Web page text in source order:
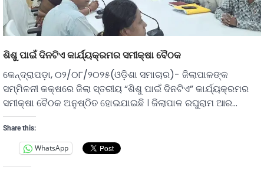
ଶିଶୁ ପାଇଁ ଦିନଟିଏ କାର୍ଯ୍ୟକ୍ରମର ସମୀକ୍ଷା ବୈଠକ
କେନ୍ଦ୍ରାପଡ଼ା, ୦୨/୦୮/୨୦୨୫(ଓଡ଼ିଶା ସମାଚାର)- ଜିଲାପାଳଙ୍କ
ସମ୍ମିଳନୀ କକ୍ଷରେ ଜିଲା ସ୍ତରୀୟ “ଶିଶୁ ପାଇଁ ଦିନଟିଏ” କାର୍ଯ୍ୟକ୍ରମର
ସମୀକ୍ଷା ବୈଠକ ଅନୁଷ୍ଠିତ ହୋଇଯାଇଛି । ଜିଲାପାଳ ରଘୁରାମ ଆର…
Share this:
WhatsApp